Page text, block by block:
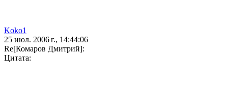
Koko1
25 июл. 2006 г., 14:44:06
Re[Комаров Дмитрий]:
Цитата: